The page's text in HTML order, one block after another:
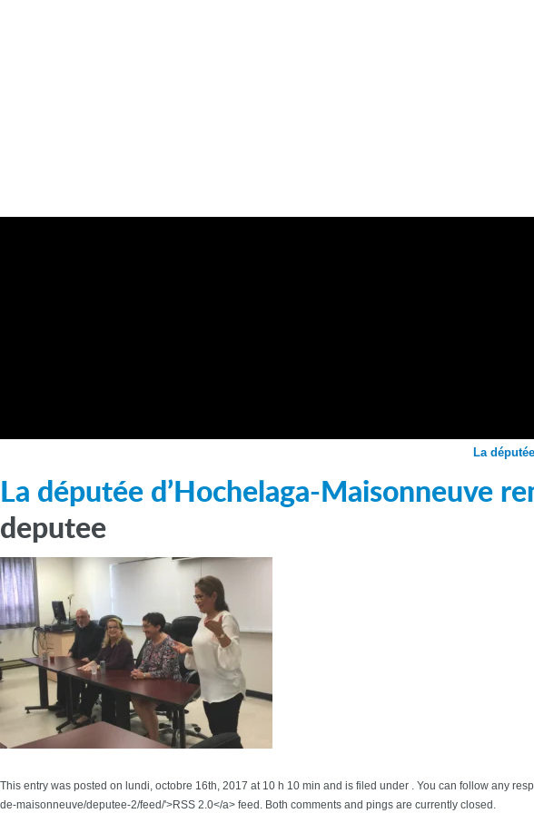
La
La députée d’Hochelaga-Maisonneuve
deputee
This entry was posted on lundi, octobre 16th, 2017 at 10 h 10 min and is filed under . You can follow any
de-maisonneuve/deputee-2/feed/'>RSS 2.0</a> feed. Both comments and pings are currently closed.